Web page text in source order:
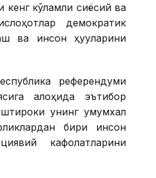
кўламли сиёсий ва
демократик
ва инсон ҳуқуқларини
референдуми
алоҳида эътибор
унинг умумхалқ
бири инсон
кафолатларини